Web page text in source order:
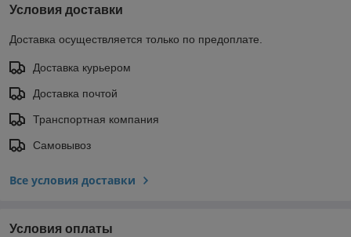
Условия доставки
Доставка осуществляется только по предоплате.
Доставка курьером
Доставка почтой
Транспортная компания
Самовывоз
Все условия доставки
Условия оплаты